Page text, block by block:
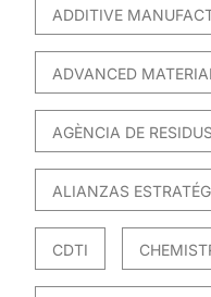
ADDITIVE
ADVANCED
AGÈNCIA DE
ALIANZAS
CDTI